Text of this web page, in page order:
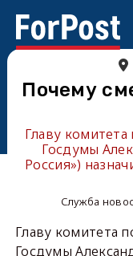
Почему
Главу
Госдумы
Россия»)
Служба
Главу комитета
Госдумы